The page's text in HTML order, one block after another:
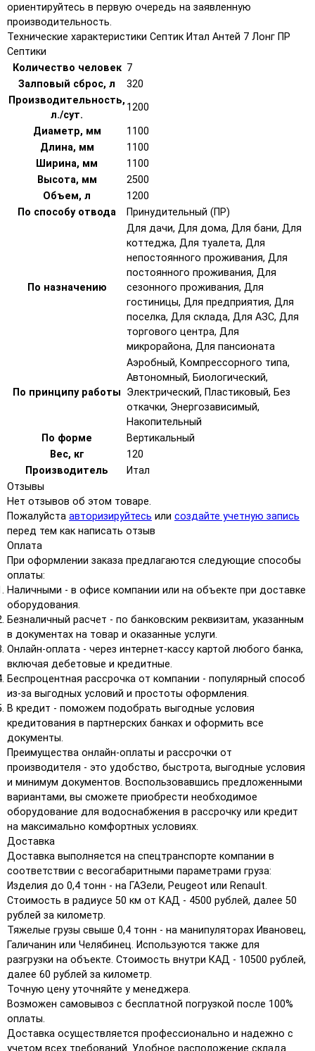
ориентируйтесь в первую очередь на заявленную
производительность.
Технические характеристики Септик Итал Антей 7 Лонг ПР
Септики
Количество человек 7
Залповый сброс, л
320
Производительность,
л./сут.
1200
Диаметр, мм
1100
Длина, мм
1100
Ширина, мм
1100
Высота, мм
2500
Объем, л
1200
По способу отвода
Принудительный (ПР)
По назначению
Для дачи, Для дома, Для бани, Для
коттеджа, Для туалета, Для
непостоянного проживания, Для
постоянного проживания, Для
сезонного проживания, Для
гостиницы, Для предприятия, Для
поселка, Для склада, Для АЗС, Для
торгового центра, Для
микрорайона, Для пансионата
По принципу работы
Аэробный, Компрессорного типа,
Автономный, Биологический,
Электрический, Пластиковый, Без
откачки, Энергозависимый,
Накопительный
По форме
Вертикальный
Вес, кг
120
Производитель
Итал
Отзывы
Нет отзывов об этом товаре.
Пожалуйста авторизируйтесь или создайте учетную запись
перед тем как написать отзыв
Оплата
При оформлении заказа предлагаются следующие способы
оплаты:
Наличными - в офисе компании или на объекте при доставке
оборудования.
Безналичный расчет - по банковским реквизитам, указанным
в документах на товар и оказанные услуги.
Онлайн-оплата - через интернет-кассу картой любого банка,
включая дебетовые и кредитные.
Беспроцентная рассрочка от компании - популярный способ
из-за выгодных условий и простоты оформления.
В кредит - поможем подобрать выгодные условия
кредитования в партнерских банках и оформить все
документы.
Преимущества онлайн-оплаты и рассрочки от
производителя - это удобство, быстрота, выгодные условия
и минимум документов. Воспользовавшись предложенными
вариантами, вы сможете приобрести необходимое
оборудование для водоснабжения в рассрочку или кредит
на максимально комфортных условиях.
Доставка
Доставка выполняется на спецтранспорте компании в
соответствии с весогабаритными параметрами груза:
Изделия до 0,4 тонн - на ГАЗели, Peugeot или Renault.
Стоимость в радиусе 50 км от КАД - 4500 рублей, далее 50
рублей за километр.
Тяжелые грузы свыше 0,4 тонн - на манипуляторах Ивановец,
Галичанин или Челябинец. Используются также для
разгрузки на объекте. Стоимость внутри КАД - 10500 рублей,
далее 60 рублей за километр.
Точную цену уточняйте у менеджера.
Возможен самовывоз с бесплатной погрузкой после 100%
оплаты.
Доставка осуществляется профессионально и надежно с
учетом всех требований. Удобное расположение склада